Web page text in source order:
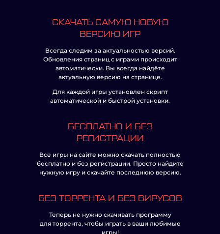
СКАЧАТЬ САМУЮ НОВУЮ
ВЕРСИЮ ИГР
Всегда следим за актуальностью версий.
Обновления страниц с играми происходит
автоматически. Вы всегда найдёте
актуальную версию на странице.
Для каждой игры установлен скрипт
автоматической и быстрой установки.
БЕСПЛАТНО И БЕЗ
РЕГИСТРАЦИИ
Все игры на сайте можно скачать полностью
бесплатно и без регистрации. Просто найдите
нужную игру и скачайте последнюю версию.
БЕЗ ТОРРЕНТА И БЕЗ ВИРУСОВ
Теперь не нужно скачивать программу
для торрента, чтобы играть в ваши любимые
игры!